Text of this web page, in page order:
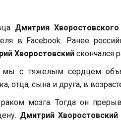
Дмитрия Хворостовского
в Facebook. Ранее
Хворостовский скончался
мы с тяжелым сердцем
отца, сына и друга, в
мозга. Тогда он
Дмитрий Хворостовский